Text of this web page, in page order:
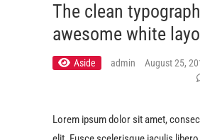
The clean
awesome white
Aside admin
August 25,
Lorem ipsum dolor sit amet,